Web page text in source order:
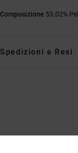
Composizione 53.02%
Spedizioni e Resi